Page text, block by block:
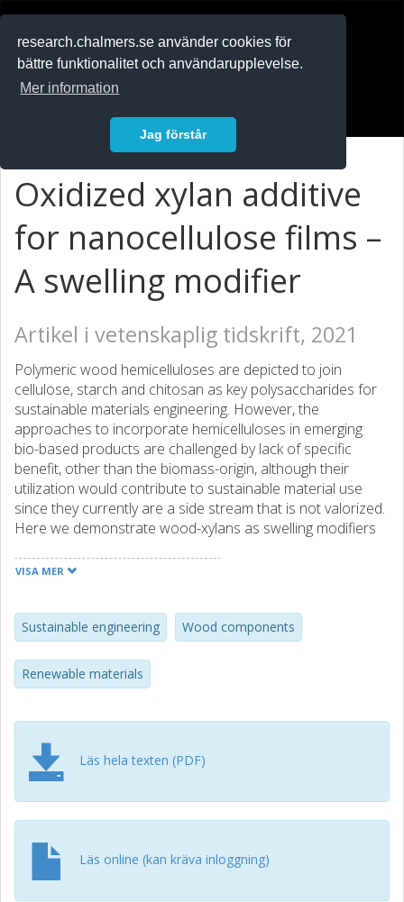
research.chalmers.se använder cookies för
bättre funktionalitet och användarupplevelse.
Mer information
Jag förstår
Oxidized xylan additive
for nanocellulose films –
A swelling modifier
Artikel i vetenskaplig tidskrift, 2021
Polymeric wood hemicelluloses are depicted to join
cellulose, starch and chitosan as key polysaccharides for
sustainable materials engineering. However, the
approaches to incorporate hemicelluloses in emerging
bio-based products are challenged by lack of specific
benefit, other than the biomass-origin, although their
utilization would contribute to sustainable material use
since they currently are a side stream that is not valorized.
Here we demonstrate wood-xylans as swelling modifiers
already entered the sustainable packaging applications,
xylan and hence enable adsorption in an aqueous
environment. A high molecular weight grade, hence less
water-soluble, adsorbed preferentially on the neutral
surface while the adsorbed amount on a negatively
and hence, solubility. The adsorption of the oxidized xylans
on a neutral cellulose surface resulted in an increase in
the amount of water in the film while on the negatively
charged cellulose the total amount of water decreased.
The finding of synergy of two hygroscopic materials to
decrease swelling in hydrophilic bio-polymer films
demonstrates the oxidized macromolecule xylan as
structurally functional component in emerging cellulose
products.
VISA MER
Sustainable engineering Wood components
Renewable materials
Läs hela texten (PDF)
Läs online (kan kräva inloggning)